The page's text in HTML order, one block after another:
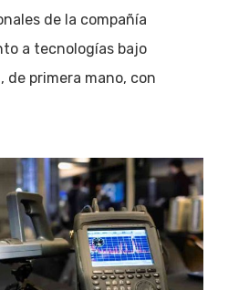
de la compañía
a tecnologías bajo
primera mano, con